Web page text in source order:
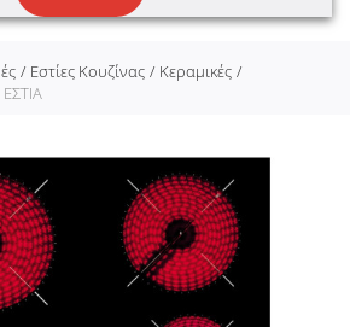
Εστίες Κουζίνας
Κεραμικές